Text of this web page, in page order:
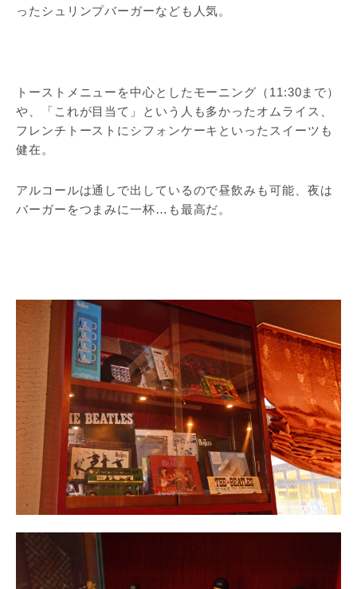
ったシュリンプバーガーなども人気。
トーストメニューを中心としたモーニング（11:30まで）
や、「これが目当て」という人も多かったオムライス、
フレンチトーストにシフォンケーキといったスイーツも
健在。
アルコールは通しで出しているので昼飲みも可能、夜は
バーガーをつまみに一杯…も最高だ。